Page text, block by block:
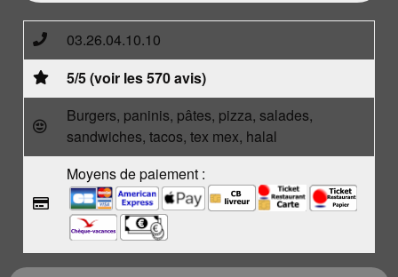
03.26.04.10.10
5/5 (voir les 570 avis)
Burgers, paninis, pâtes, pizza, salades,
sandwiches, tacos, tex mex, halal
Moyens de paiement :